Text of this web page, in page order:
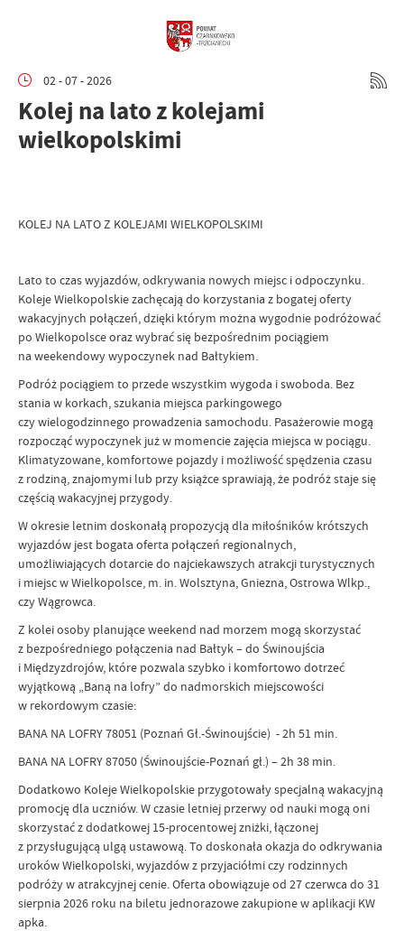
02 - 07 - 2026
Kolej na lato z kolejami
wielkopolskimi
KOLEJ NA LATO Z KOLEJAMI WIELKOPOLSKIMI
Lato to czas wyjazdów, odkrywania nowych miejsc i odpoczynku.
Koleje Wielkopolskie zachęcają do korzystania z bogatej oferty
wakacyjnych połączeń, dzięki którym można wygodnie podróżować
po Wielkopolsce oraz wybrać się bezpośrednim pociągiem
na weekendowy wypoczynek nad Bałtykiem.
Podróż pociągiem to przede wszystkim wygoda i swoboda. Bez
stania w korkach, szukania miejsca parkingowego
czy wielogodzinnego prowadzenia samochodu. Pasażerowie mogą
rozpocząć wypoczynek już w momencie zajęcia miejsca w pociągu.
Klimatyzowane, komfortowe pojazdy i możliwość spędzenia czasu
z rodziną, znajomymi lub przy książce sprawiają, że podróż staje się
częścią wakacyjnej przygody.
W okresie letnim doskonałą propozycją dla miłośników krótszych
wyjazdów jest bogata oferta połączeń regionalnych,
umożliwiających dotarcie do najciekawszych atrakcji turystycznych
i miejsc w Wielkopolsce, m. in. Wolsztyna, Gniezna, Ostrowa Wlkp.,
czy Wągrowca.
Z kolei osoby planujące weekend nad morzem mogą skorzystać
z bezpośredniego połączenia nad Bałtyk – do Świnoujścia
i Międzyzdrojów, które pozwala szybko i komfortowo dotrzeć
wyjątkową „Baną na lofry” do nadmorskich miejscowości
w rekordowym czasie:
BANA NA LOFRY 78051 (Poznań Gł.-Świnoujście) - 2h 51 min.
BANA NA LOFRY 87050 (Świnoujście-Poznań gł.) – 2h 38 min.
Dodatkowo Koleje Wielkopolskie przygotowały specjalną wakacyjną
promocję dla uczniów. W czasie letniej przerwy od nauki mogą oni
skorzystać z dodatkowej 15-procentowej zniżki, łączonej
z przysługującą ulgą ustawową. To doskonała okazja do odkrywania
uroków Wielkopolski, wyjazdów z przyjaciółmi czy rodzinnych
podróży w atrakcyjnej cenie. Oferta obowiązuje od 27 czerwca do 31
sierpnia 2026 roku na biletu jednorazowe zakupione w aplikacji KW
apka.